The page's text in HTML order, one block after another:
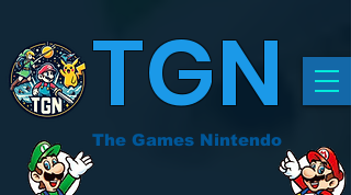
TGN
The Games Nintendo